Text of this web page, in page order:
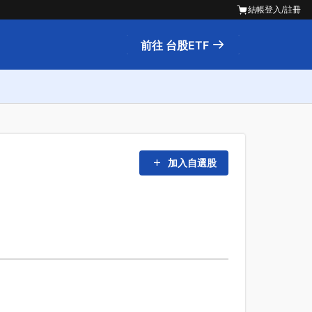
結帳登入/註冊
前往 台股ETF
加入自選股